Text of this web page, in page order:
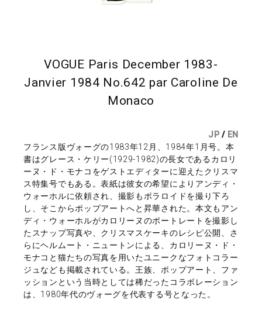
VOGUE Paris December 1983-
Janvier 1984 No.642 par Caroline De
Monaco
JP / EN
フランス版ヴォーグの1983年12月、1984年1月号。本
書はグレース・ケリー(1929-1982)の長女であるカロリ
ーヌ・ド・モナコをゲストエディターに迎えたクリスマ
ス特集号でもある。表紙は彼女の希望によりアンディ・
ウォーホルに依頼され、撮影もポラロイドを撮り下ろ
し、そこからポップアートへと昇華された。本文もアン
ディ・ウォーホルがカロリーヌのポートレートを撮影し
たスナップ写真や、クリスマスケーキのレシピ公開、さ
らにヘルムート・ニュートンによる、カロリーヌ・ド・
モナコと猫たちの写真を用いたユニークなフォトコラー
ジュなども掲載されている。王族、ポップアート、ファ
ッションという当時としては稀だったコラボレーション
は、1980年代のヴォーグを代表する号となった。